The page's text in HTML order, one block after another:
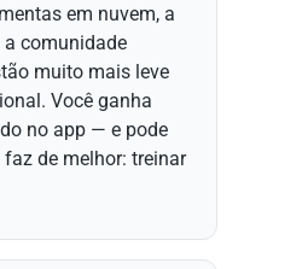
em nuvem, a
comunidade
muito mais leve
Você ganha
no app — e pode
de melhor: treinar